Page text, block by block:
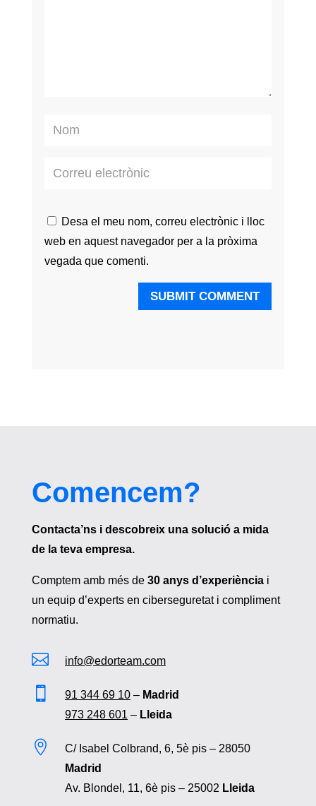
Desa el meu nom, correu electrònic i lloc
web en aquest navegador per a la pròxima
vegada que comenti.
SUBMIT COMMENT
Comencem?
Contacta’ns i descobreix una solució a mida
de la teva empresa.
Comptem amb més de 30 anys d’experiènciai
un equip d’experts en ciberseguretat i compliment
normatiu.
 info@edorteam.com
 91 344 69 10– Madrid
973 248 601 – Lleida

C/ Isabel Colbrand, 6, 5è pis – 28050
Madrid
Av. Blondel, 11, 6è pis – 25002 Lleida